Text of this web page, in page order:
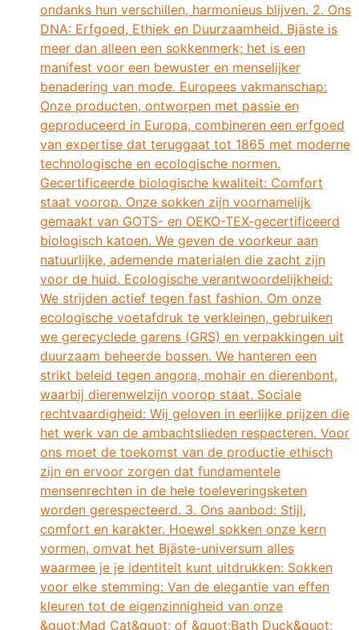
ondanks hun verschillen, harmonieus blijven. 2. Ons
DNA: Erfgoed, Ethiek en Duurzaamheid. Bjäste is
meer dan alleen een sokkenmerk; het is een
manifest voor een bewuster en menselijker
benadering van mode. Europees vakmanschap:
Onze producten, ontworpen met passie en
geproduceerd in Europa, combineren een erfgoed
van expertise dat teruggaat tot 1865 met moderne
technologische en ecologische normen.
Gecertificeerde biologische kwaliteit: Comfort
staat voorop. Onze sokken zijn voornamelijk
gemaakt van GOTS- en OEKO-TEX-gecertificeerd
biologisch katoen. We geven de voorkeur aan
natuurlijke, ademende materialen die zacht zijn
voor de huid. Ecologische verantwoordelijkheid:
We strijden actief tegen fast fashion. Om onze
ecologische voetafdruk te verkleinen, gebruiken
we gerecyclede garens (GRS) en verpakkingen uit
duurzaam beheerde bossen. We hanteren een
strikt beleid tegen angora, mohair en dierenbont,
waarbij dierenwelzijn voorop staat. Sociale
rechtvaardigheid: Wij geloven in eerlijke prijzen die
het werk van de ambachtslieden respecteren. Voor
ons moet de toekomst van de productie ethisch
zijn en ervoor zorgen dat fundamentele
mensenrechten in de hele toeleveringsketen
worden gerespecteerd. 3. Ons aanbod: Stijl,
comfort en karakter. Hoewel sokken onze kern
vormen, omvat het Bjäste-universum alles
waarmee je je identiteit kunt uitdrukken: Sokken
voor elke stemming: Van de elegantie van effen
kleuren tot de eigenzinnigheid van onze
&quot;Mad Cat&quot; of &quot;Bath Duck&quot;